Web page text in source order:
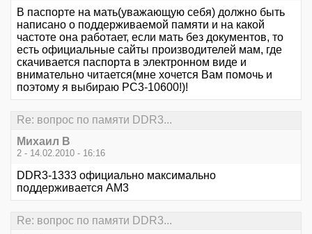
В паспорте на мать(уважающую себя) должно быть
написано о поддерживаемой памяти и на какой
частоте она работает, если мать без документов, то
есть официальные сайты производителей мам, где
скачивается паспорта в электронном виде и
внимательно читается(мне хочется Вам помочь и
поэтому я выбираю РС3-10600!)!
Re: вопрос по памяти DDR3...
Михаил В
2 - 14.02.2010 - 16:16
DDR3-1333 официально максимально
поддерживается AM3
Re: вопрос по памяти DDR3...